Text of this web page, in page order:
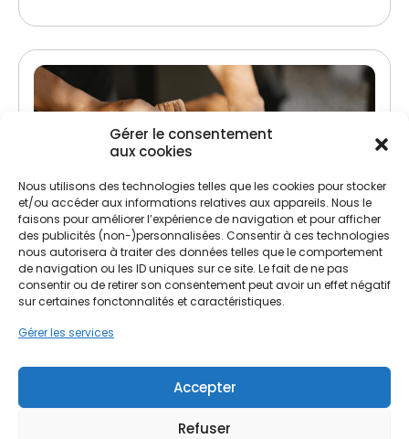
Gérer le consentement
aux cookies
Nous utilisons des technologies telles que les cookies pour stocker
et/ou accéder aux informations relatives aux appareils. Nous le
faisons pour améliorer l’expérience de navigation et pour afficher
des publicités (non-)personnalisées. Consentir à ces technologies
nous autorisera à traiter des données telles que le comportement
de navigation ou les ID uniques sur ce site. Le fait de ne pas
consentir ou de retirer son consentement peut avoir un effet négatif
sur certaines fonctonnalités et caractéristiques.
Gérer les services
Accepter
Refuser
Traitement de charpente
Lutte contre les insectes xylophages et
champignons
Préservation et renforcement de la structure